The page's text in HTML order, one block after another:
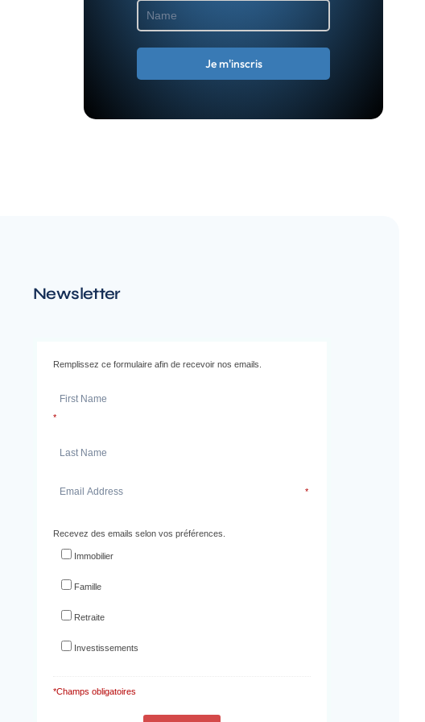
Newsletter
Remplissez ce formulaire afin de recevoir nos emails.
*
*
Recevez des emails selon vos préférences.
Immobilier
Famille
Retraite
Investissements
*Champs obligatoires